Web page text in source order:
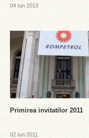
04 Iun 2013
Primirea invitatilor 2011
02 Iun 2011